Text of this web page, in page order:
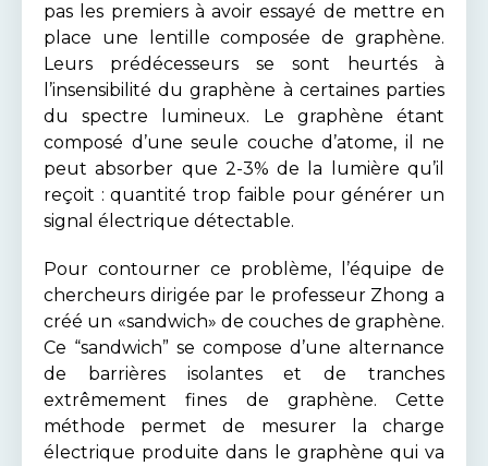
pas les premiers à avoir essayé de mettre en
place une lentille composée de graphène.
Leurs prédécesseurs se sont heurtés à
l’insensibilité du graphène à certaines parties
du spectre lumineux. Le graphène étant
composé d’une seule couche d’atome, il ne
peut absorber que 2-3% de la lumière qu’il
reçoit : quantité trop faible pour générer un
signal électrique détectable.
Pour contourner ce problème, l’équipe de
chercheurs dirigée par le professeur Zhong a
créé un «sandwich» de couches de graphène.
Ce “sandwich” se compose d’une alternance
de barrières isolantes et de tranches
extrêmement fines de graphène. Cette
méthode permet de mesurer la charge
électrique produite dans le graphène qui va